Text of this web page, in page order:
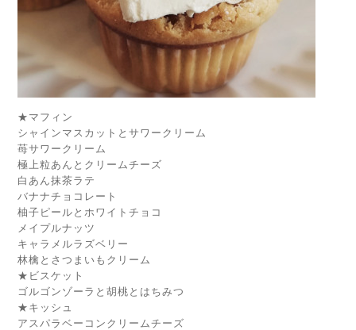
★マフィン
シャインマスカットとサワークリーム
苺サワークリーム
極上粒あんとクリームチーズ
白あん抹茶ラテ
バナナチョコレート
柚子ピールとホワイトチョコ
メイプルナッツ
キャラメルラズベリー
林檎とさつまいもクリーム
★ビスケット
ゴルゴンゾーラと胡桃とはちみつ
★キッシュ
アスパラベーコンクリームチーズ